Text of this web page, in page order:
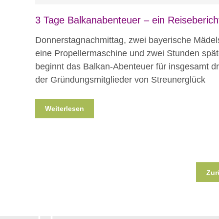
3 Tage Balkanabenteuer – ein
Donnerstagnachmittag, zwei bayerische
eine Propellermaschine und zwei Stunden
beginnt das Balkan-Abenteuer für insgesamt
der Gründungsmitglieder von Streunerglück
Weiterlesen